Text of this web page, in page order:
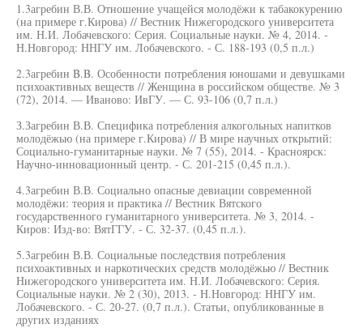
1.3агребин В.В. Отношение учащейся молодёжи к табакокурению
(на примере г.Кирова) // Вестник Нижегородского университета
им. Н.И. Лобачевского: Серия. Социальные науки. № 4, 2014. -
Н.Новгород: ННГУ им. Лобачевского. - С. 188-193 (0,5 п.л.)
2.3агребин B.B. Особенности потребления юношами и девушками
психоактивных веществ // Женщина в российском обществе. № 3
(72), 2014. — Иваново: ИвГУ. — С. 93-106 (0,7 п.л.)
З.Загребин В.В. Специфика потребления алкогольных напитков
молодёжью (на примере г.Кирова) // В мире научных открытий:
Социально-гуманитарные науки. № 7 (55), 2014. - Красноярск:
Научно-инновационный центр. - С. 201-215 (0,45 п.л.).
4.3агребин В.В. Социально опасные девиации современной
молодёжи: теория и практика // Вестник Вятского
государственного гуманитарного университета. № 3, 2014. -
Киров: Изд-во: ВятГГУ. - С. 32-37. (0,45 п.л.).
5.3агребин В.В. Социальные последствия потребления
психоактивных и наркотических средств молодёжью // Вестник
Нижегородского университета им. Н.И. Лобачевского: Серия.
Социальные науки. № 2 (30), 2013. - Н.Новгород: ННГУ им.
Лобачевского. - С. 20-27. (0,7 п.л.). Статьи, опубликованные в
других изданиях